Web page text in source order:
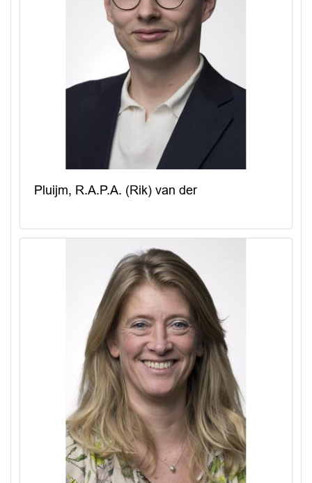
Pluijm, R.A.P.A. (Rik) van der